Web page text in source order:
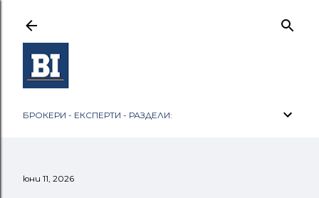
БРОКЕРИ - ЕКСПЕРТИ - РАЗДЕЛИ:
юни 11, 2026